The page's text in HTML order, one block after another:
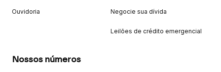
Ouvidoria Negocie sua dívida
Leilões de crédito emergencial
Nossos números